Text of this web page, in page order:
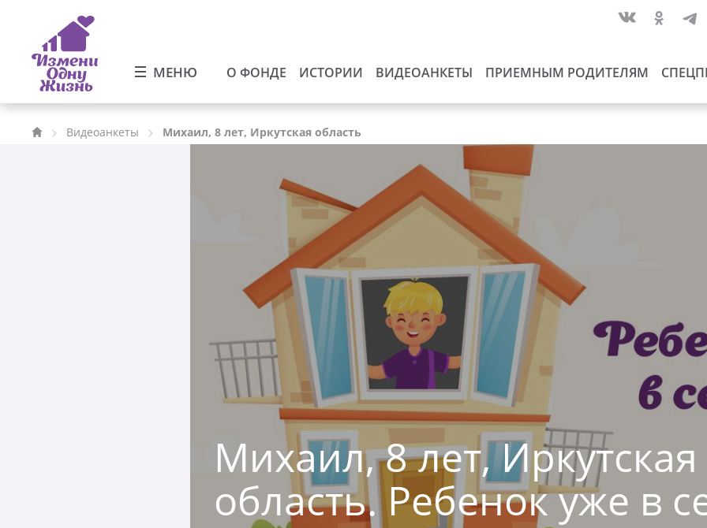
МЕНЮ О ФОНДЕ ИСТОРИИ ВИДЕОАНКЕТЫ ПРИЕМНЫМ РОДИТЕЛЯМ
Видеоанкеты Михаил, 8 лет, Иркутская область
Михаил, 8 лет, Иркутская
область. Ребенок уже в